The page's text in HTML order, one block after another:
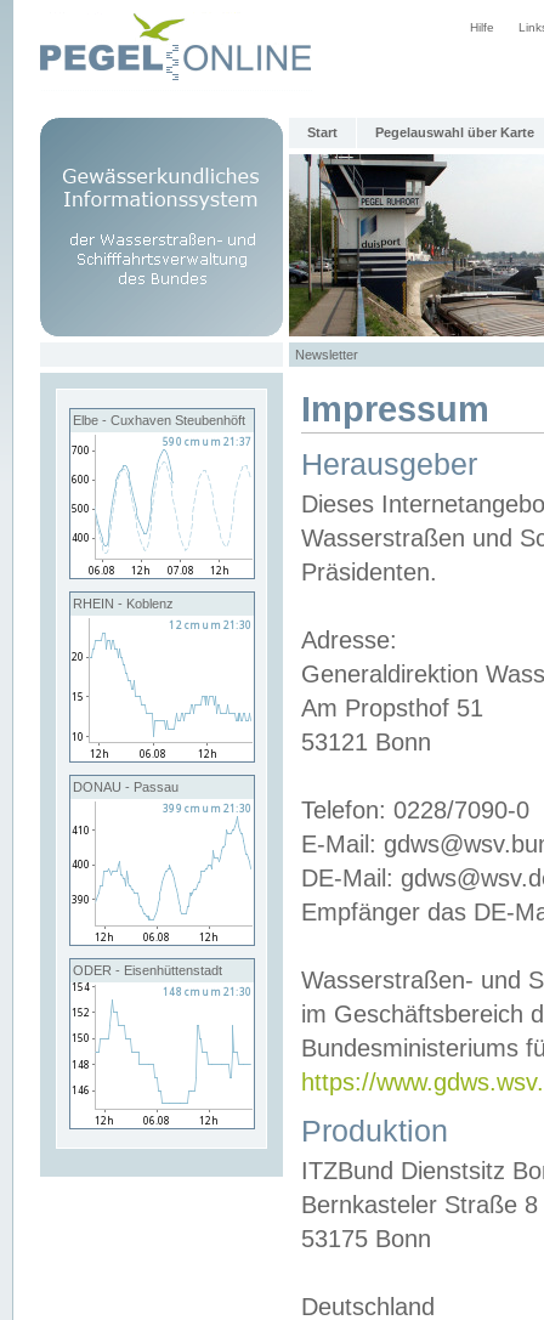
Hilfe
Start Pegelauswahl über Karte
Newsletter
Elbe - Cuxhaven Steubenhöft
RHEIN - Koblenz
DONAU - Passau
ODER - Eisenhüttenstadt
Impressum
Herausgeber
Dieses
Wasserstraßen und
Präsidenten.
Adresse:
Generaldirektion
Am Propsthof 51
53121 Bonn
Telefon: 0228/7090-0
E-Mail:
DE-Mail:
Empfänger das DE-
Wasserstraßen- und
im Geschäftsbereich
Bundesministeriums
https://
Produktion
ITZBund Dienstsitz
Bernkasteler Straße 8
53175 Bonn
Deutschland